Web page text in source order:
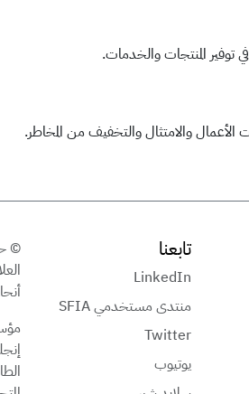
توفير المنتجات والخدمات.
الأعمال والامتثال والتخفيف من المخاطر.
تابعنا
LinkedIn
منتدى مستخدمي SFIA
Twitter
يوتيوب